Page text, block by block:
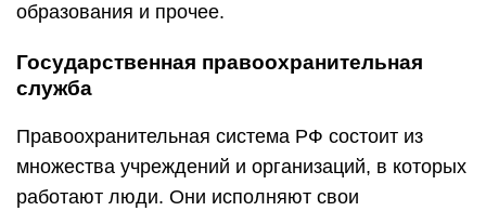
образования и прочее.
Государственная правоохранительная
служба
Правоохранительная система РФ состоит из
множества учреждений и организаций, в которых
работают люди. Они исполняют свои